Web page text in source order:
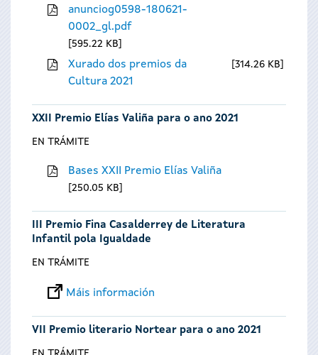
anunciog0598-180621-
0002_gl.pdf
595.22 KB
Xurado dos premios da
Cultura 2021
314.26 KB
XXII Premio Elías Valiña para o ano 2021
EN TRÁMITE
Bases XXII Premio Elías Valiña
250.05 KB
III Premio Fina Casalderrey de Literatura
Infantil pola Igualdade
EN TRÁMITE
Máis información
VII Premio literario Nortear para o ano 2021